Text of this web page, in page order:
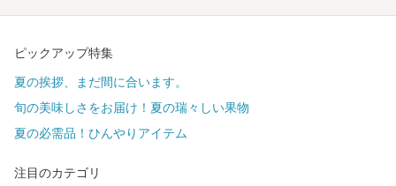
ピックアップ特集
夏の挨拶、まだ間に合います。
旬の美味しさをお届け！夏の瑞々しい果物
夏の必需品！ひんやりアイテム
注目のカテゴリ